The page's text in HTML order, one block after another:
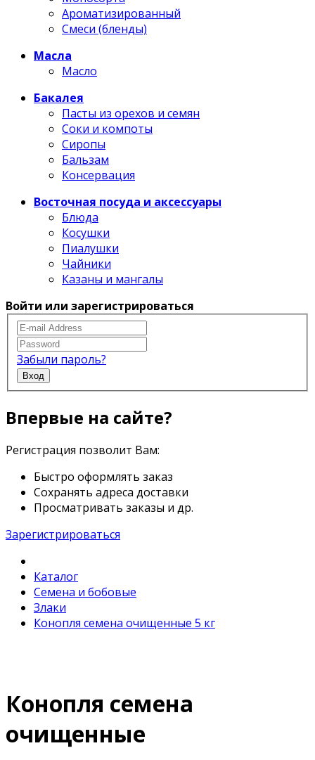
Ароматизированный
Смеси (бленды)
Масла
Масло
Бакалея
Пасты из орехов и семян
Соки и компоты
Сиропы
Бальзам
Консервация
Восточная посуда и аксессуары
Блюда
Косушки
Пиалушки
Чайники
Казаны и мангалы
Войти или зарегистрироваться
Забыли пароль?
Вход
Впервые на сайте?
Регистрация позволит Вам:
Быстро оформлять заказ
Сохранять адреса доставки
Просматривать заказы и др.
Зарегистрироваться
Каталог
Семена и бобовые
Злаки
Конопля семена очищенные 5 кг
Конопля семена
очищенные